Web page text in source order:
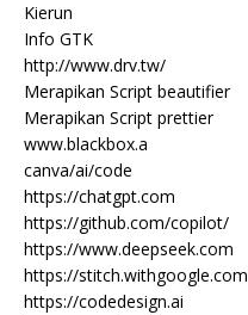
Kierun
Info GTK
http://www.drv.tw/
Merapikan Script beautifier
Merapikan Script prettier
www.blackbox.a
canva/ai/code
https://chatgpt.com
https://github.com/copilot/
https://www.deepseek.com
https://stitch.withgoogle.com
https://codedesign.ai